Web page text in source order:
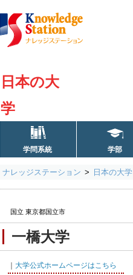
日本の大
学
学問系統 学部
ナレッジステーション 日本の大学
一橋大学
国立 東京都国立市
大学公式ホームページはこちら